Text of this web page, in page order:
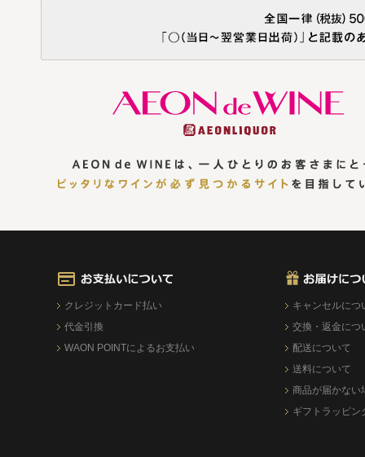
クレジットカード払い
代金引換
WAON POINTによるお支払い
キャンセルにつ
交換・返金につ
配送について
送料について
商品が届かない
ギフトラッピン